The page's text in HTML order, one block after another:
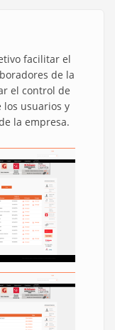
facilitar el
de la
el control de
los usuarios y
la empresa.